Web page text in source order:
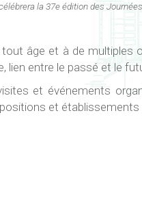
la 37e édition des
tout âge et à de
entre le passé et le
et événements
et